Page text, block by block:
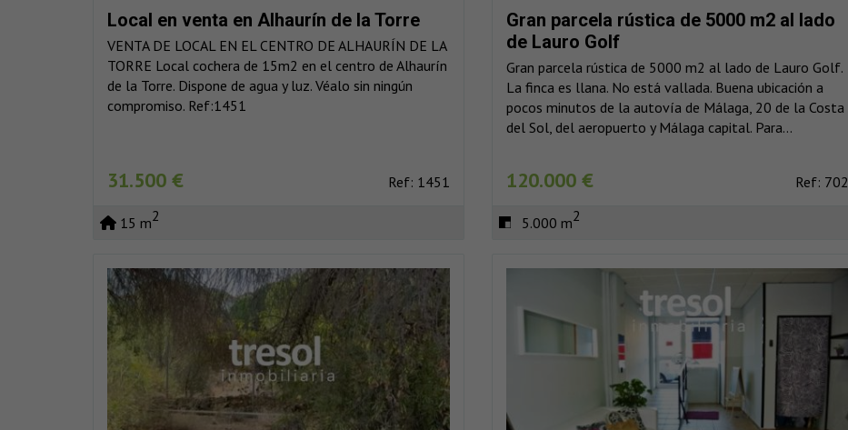
Local en venta en Alhaurín de la Torre
VENTA DE LOCAL EN EL CENTRO DE ALHAURÍN DE LA
TORRE Local cochera de 15m2 en el centro de Alhaurín
de la Torre. Dispone de agua y luz. Véalo sin ningún
compromiso. Ref:1451
31.500 € Ref: 1451
15 m2
Gran parcela rústica de 5000 m2 al lado
de Lauro Golf
Gran parcela rústica de 5000 m2 al lado de Lauro Golf.
La finca es llana. No está vallada. Buena ubicación a
pocos minutos de la autovía de Málaga, 20 de la Costa
del Sol, del aeropuerto y Málaga capital. Para...
120.000 € Ref: 702
5.000 m2